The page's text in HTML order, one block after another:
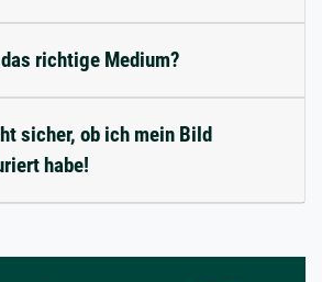
richtige Medium?
sicher, ob ich mein Bild
habe!